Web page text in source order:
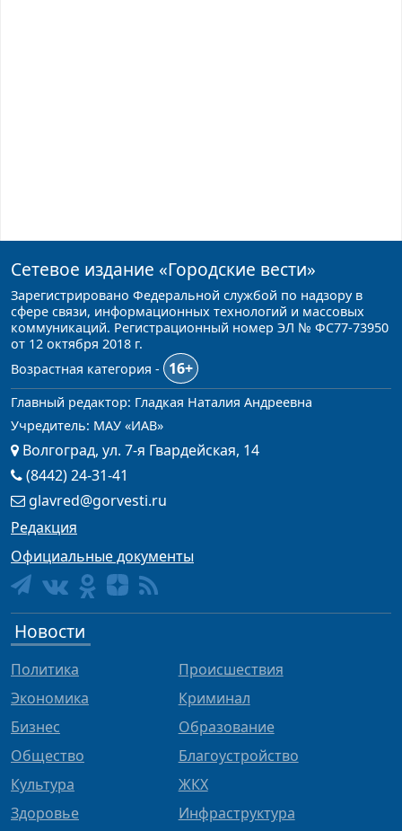
Сетевое издание «Городские вести»
Зарегистрировано Федеральной службой по надзору в
сфере связи, информационных технологий и массовых
коммуникаций. Регистрационный номер ЭЛ № ФС77-73950
от 12 октября 2018 г.
Возрастная категория -
16+
Главный редактор: Гладкая Наталия Андреевна
Учредитель: МАУ «ИАВ»
Волгоград, ул. 7-я Гвардейская, 14
(8442) 24-31-41
glavred@gorvesti.ru
Редакция
Официальные документы
Новости
Политика
Экономика
Бизнес
Общество
Культура
Здоровье
Происшествия
Криминал
Образование
Благоустройство
ЖКХ
Инфраструктура